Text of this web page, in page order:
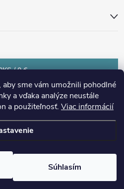
sme vám umožnili pohodlné
a vďaka analýze neustále
a použiteľnosť. Viac informácií
Súhlasím
KS /0 €
cookies